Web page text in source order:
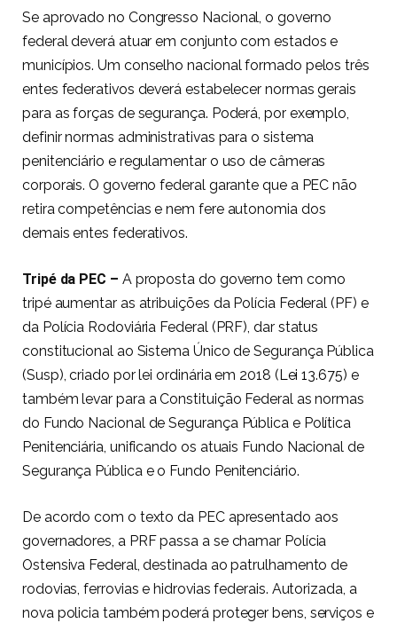
Se aprovado no Congresso Nacional, o governo
federal deverá atuar em conjunto com estados e
municípios. Um conselho nacional formado pelos três
entes federativos deverá estabelecer normas gerais
para as forças de segurança. Poderá, por exemplo,
definir normas administrativas para o sistema
penitenciário e regulamentar o uso de câmeras
corporais. O governo federal garante que a PEC não
retira competências e nem fere autonomia dos
demais entes federativos.
Tripé da PEC – A proposta do governo tem como
tripé aumentar as atribuições da Polícia Federal (PF) e
da Polícia Rodoviária Federal (PRF), dar status
constitucional ao Sistema Único de Segurança Pública
(Susp), criado por lei ordinária em 2018 (Lei 13.675) e
também levar para a Constituição Federal as normas
do Fundo Nacional de Segurança Pública e Política
Penitenciária, unificando os atuais Fundo Nacional de
Segurança Pública e o Fundo Penitenciário.
De acordo com o texto da PEC apresentado aos
governadores, a PRF passa a se chamar Polícia
Ostensiva Federal, destinada ao patrulhamento de
rodovias, ferrovias e hidrovias federais. Autorizada, a
nova policia também poderá proteger bens, serviços e